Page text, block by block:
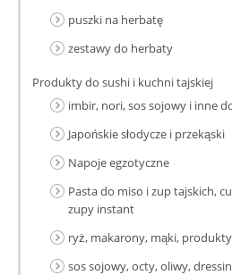
puszki na herbatę
zestawy do herbaty
Produkty do sushi i kuchni tajskiej
imbir, nori, sos sojowy i inne
Japońskie słodycze i przekąski
Napoje egzotyczne
Pasta do miso i zup tajskich,
zupy instant
ryż, makarony, mąki,
sos sojowy, octy, oliwy,